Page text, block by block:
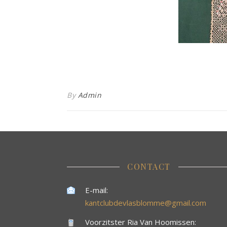
ByAdmin
CONTACT
E-mail:
kantclubdevlasblomme@gmail.com
Voorzitster Ria Van Hoomissen: